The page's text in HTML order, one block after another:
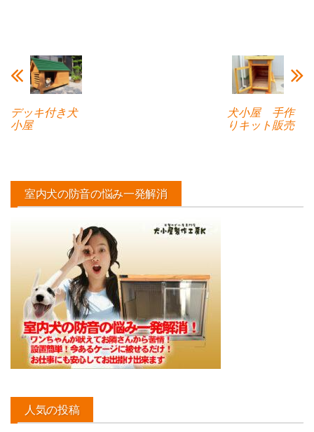
デッキ付き犬
小屋
犬小屋 手作
りキット販売
室内犬の防音の悩み一発解消
人気の投稿